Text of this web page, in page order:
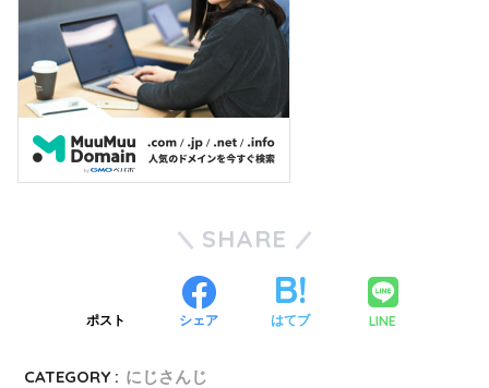
SHARE
ポスト シェア はてブ LINE
CATEGORY : にじさんじ